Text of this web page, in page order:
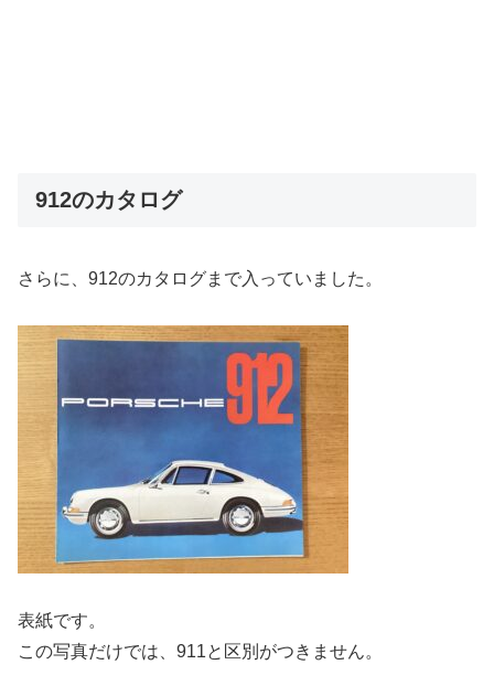
912のカタログ
さらに、912のカタログまで入っていました。
表紙です。
この写真だけでは、911と区別がつきません。